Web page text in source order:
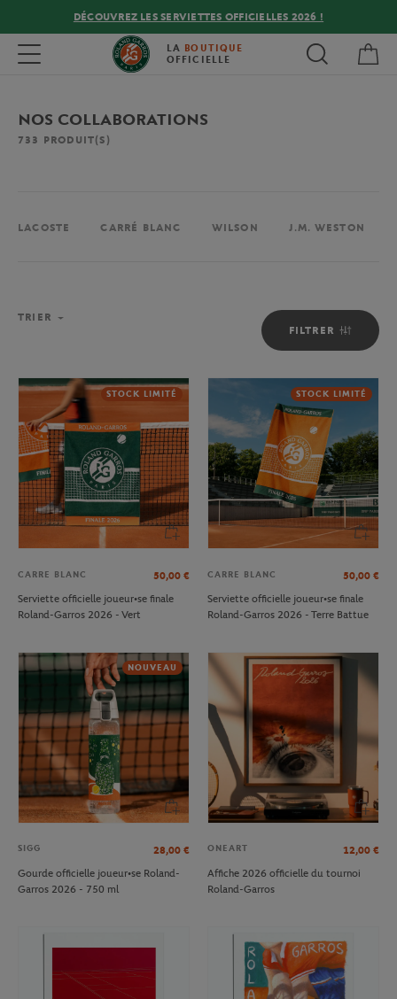
DÉCOUVREZ LES SERVIETTES OFFICIELLES 2026 !
Toggle navigation LA BOUTIQUE
OFFICIELLE
NOS COLLABORATIONS
733 PRODUIT(S)
LACOSTE CARRÉ BLANC WILSON J.M. WESTON
FILTRER
TRIER
STOCK LIMITÉ
CARRE BLANC 50,00 €
Serviette officielle joueur•se finale
Roland-Garros 2026 - Vert
STOCK LIMITÉ
CARRE BLANC 50,00 €
Serviette officielle joueur•se finale
Roland-Garros 2026 - Terre Battue
NOUVEAU
SIGG 28,00 €
Gourde officielle joueur•se Roland-
Garros 2026 - 750 ml
ONEART 12,00 €
Affiche 2026 officielle du tournoi
Roland-Garros